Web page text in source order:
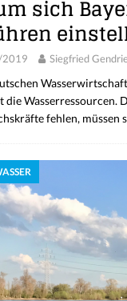
sich
Siegfried
die Wasserressourcen.
fehlen, müssen